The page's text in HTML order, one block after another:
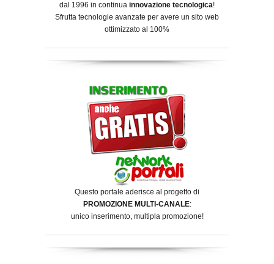
dal 1996 in continua innovazione tecnologica!
Sfrutta tecnologie avanzate per avere un sito web
ottimizzato al 100%
Questo portale aderisce al progetto di
PROMOZIONE MULTI-CANALE:
unico inserimento, multipla promozione!